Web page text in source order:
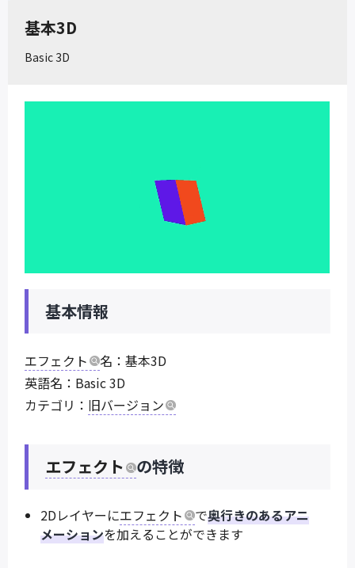
基本3D
Basic 3D
基本情報
エフェクト
名：基本3D
英語名：Basic 3D
カテゴリ： 旧バージョン
エフェクト の特徴
2Dレイヤーにエフェクト で奥行きのあるアニ
メーションを加えることができます